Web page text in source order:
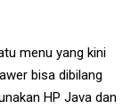
menu yang kini
bisa dibilang
HP Java dan